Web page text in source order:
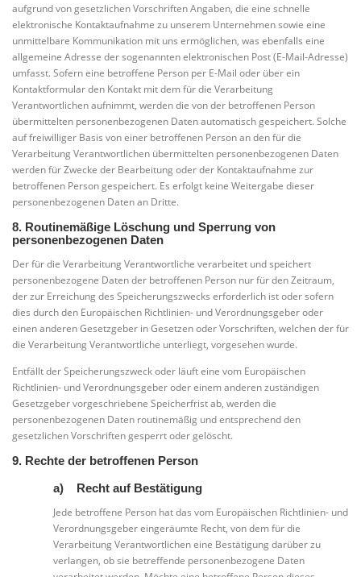
aufgrund von gesetzlichen Vorschriften Angaben, die eine schnelle
elektronische Kontaktaufnahme zu unserem Unternehmen sowie eine
unmittelbare Kommunikation mit uns ermöglichen, was ebenfalls eine
allgemeine Adresse der sogenannten elektronischen Post (E-Mail-Adresse)
umfasst. Sofern eine betroffene Person per E-Mail oder über ein
Kontaktformular den Kontakt mit dem für die Verarbeitung
Verantwortlichen aufnimmt, werden die von der betroffenen Person
übermittelten personenbezogenen Daten automatisch gespeichert. Solche
auf freiwilliger Basis von einer betroffenen Person an den für die
Verarbeitung Verantwortlichen übermittelten personenbezogenen Daten
werden für Zwecke der Bearbeitung oder der Kontaktaufnahme zur
betroffenen Person gespeichert. Es erfolgt keine Weitergabe dieser
personenbezogenen Daten an Dritte.
8. Routinemäßige Löschung und Sperrung von
personenbezogenen Daten
Der für die Verarbeitung Verantwortliche verarbeitet und speichert
personenbezogene Daten der betroffenen Person nur für den Zeitraum,
der zur Erreichung des Speicherungszwecks erforderlich ist oder sofern
dies durch den Europäischen Richtlinien- und Verordnungsgeber oder
einen anderen Gesetzgeber in Gesetzen oder Vorschriften, welchen der für
die Verarbeitung Verantwortliche unterliegt, vorgesehen wurde.
Entfällt der Speicherungszweck oder läuft eine vom Europäischen
Richtlinien- und Verordnungsgeber oder einem anderen zuständigen
Gesetzgeber vorgeschriebene Speicherfrist ab, werden die
personenbezogenen Daten routinemäßig und entsprechend den
gesetzlichen Vorschriften gesperrt oder gelöscht.
9. Rechte der betroffenen Person
a) Recht auf Bestätigung
Jede betroffene Person hat das vom Europäischen Richtlinien- und
Verordnungsgeber eingeräumte Recht, von dem für die
Verarbeitung Verantwortlichen eine Bestätigung darüber zu
verlangen, ob sie betreffende personenbezogene Daten